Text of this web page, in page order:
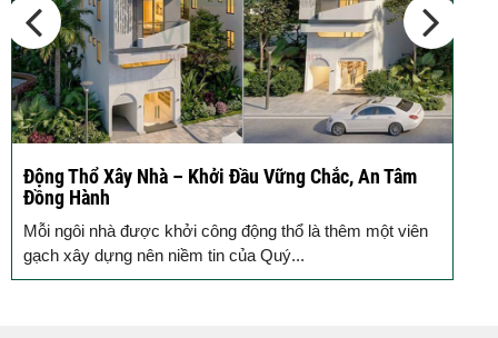
Ký hợp đồng cải tạo – “Thay áo mới” cho ngôi nhà
cũ
Bước đầu cho hành trình nâng tầm không gian sống - Ký
kết hợp đồng cải tạo nhà ở, xây...